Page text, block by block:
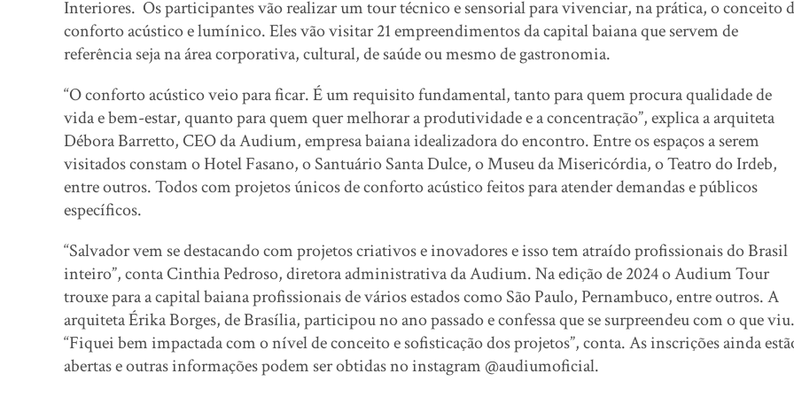
Interiores. Os participantes vão realizar um tour técnico e sensorial para vivenciar, na prática, o conceito
conforto acústico e lumínico. Eles vão visitar 21 empreendimentos da capital baiana que servem de
referência seja na área corporativa, cultural, de saúde ou mesmo de gastronomia.
“O conforto acústico veio para ficar. É um requisito fundamental, tanto para quem procura qualidade de
vida e bem-estar, quanto para quem quer melhorar a produtividade e a concentração”, explica a arquiteta
Débora Barretto, CEO da Audium, empresa baiana idealizadora do encontro. Entre os espaços a serem
visitados constam o Hotel Fasano, o Santuário Santa Dulce, o Museu da Misericórdia, o Teatro do Irdeb,
entre outros. Todos com projetos únicos de conforto acústico feitos para atender demandas e públicos
específicos.
“Salvador vem se destacando com projetos criativos e inovadores e isso tem atraído profissionais do Brasil
inteiro”, conta Cinthia Pedroso, diretora administrativa da Audium. Na edição de 2024 o Audium Tour
trouxe para a capital baiana profissionais de vários estados como São Paulo, Pernambuco, entre outros. A
arquiteta Érika Borges, de Brasília, participou no ano passado e confessa que se surpreendeu com o que viu.
“Fiquei bem impactada com o nível de conceito e sofisticação dos projetos”, conta. As inscrições ainda
abertas e outras informações podem ser obtidas no instagram @audiumoficial.